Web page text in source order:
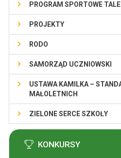
PROGRAM SPORTOWE
PROJEKTY
RODO
SAMORZĄD UCZNIOWSKI
USTAWA KAMILKA –
MAŁOLETNICH
ZIELONE SERCE SZKOŁY
KONKURSY